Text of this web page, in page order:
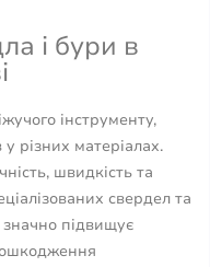
і бури в
інструменту,
різних матеріалах.
швидкість та
свердел та
підвищує